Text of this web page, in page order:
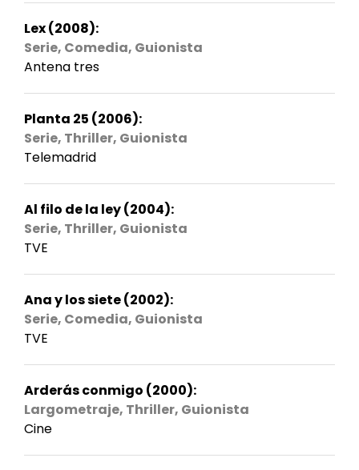
Lex (2008):
Serie, Comedia, Guionista
Antena tres
Planta 25 (2006):
Serie, Thriller, Guionista
Telemadrid
Al filo de la ley (2004):
Serie, Thriller, Guionista
TVE
Ana y los siete (2002):
Serie, Comedia, Guionista
TVE
Arderás conmigo (2000):
Largometraje, Thriller, Guionista
Cine